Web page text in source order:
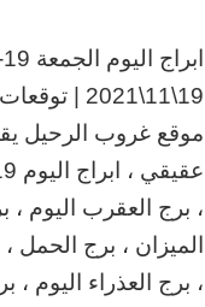
19\11\2021 | توقعات الأبراج الجمعة تشرين الثاني | الحظ 19 نوفمبر 2021
، برج العقرب اليوم ،
الميزان ، برج الحمل
، برج العذراء اليوم ،